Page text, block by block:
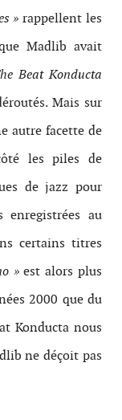
» rappellent les
Madlib avait
Beat Konducta
Mais sur
autre facette de
les piles de
de jazz pour
au
certains titres
»est alors plus
2000 que du
Konducta nous
ne déçoit pas